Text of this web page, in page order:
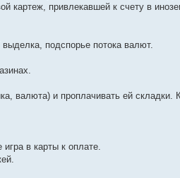
картеж, привлекавшей к счету в
подспорье потока валют.
валюта) и проплачивать ей складки.
в карты к оплате.